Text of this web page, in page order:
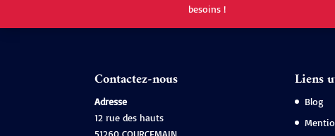
besoins !
Contactez-nous
Adresse
12 rue des hauts
51260 COURCEMAIN
Liens
Blog